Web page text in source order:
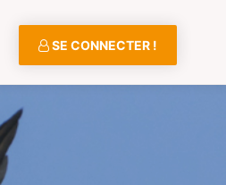
SE CONNECTER !